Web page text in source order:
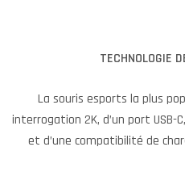
TECHNOLOGIE
La souris esports la plus
interrogation 2K, d’un port USB-
et d’une compatibilité de